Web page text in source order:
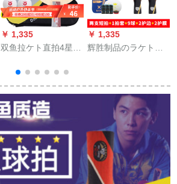
￥ 1,335
双鱼拉ケト直拍4星5
面アンチブル
￥ 1,335
辉胜制品のラケト五
兵浜卓球ラッケトを
二枚立てて6星をプロ
シュートします。